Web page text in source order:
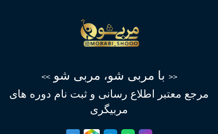
<< با مربی شو، مربی شو>>
مرجع معتبر اطلاع‌ رسانی و ثبت نام دوره های
مربیگری